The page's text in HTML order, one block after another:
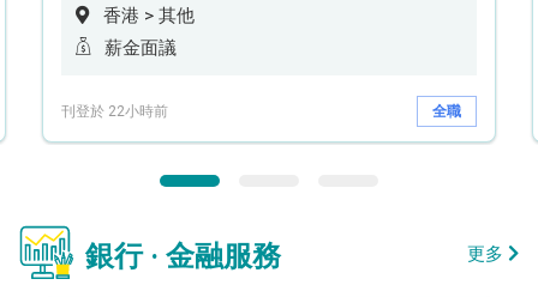
香港 > 其他
薪金面議
刊登於 22小時前 全職
銀行 · 金融服務 更多